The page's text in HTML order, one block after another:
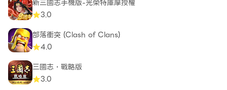
新三國志手機版-光榮特庫摩授權
3.0
部落衝突 (Clash of Clans)
4.0
三國志・戰略版
3.0